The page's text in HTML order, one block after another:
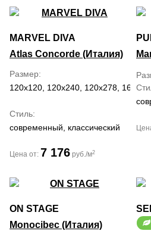
MARVEL DIVA
Atlas Concorde (Италия)
Размер
120x120, 120x240, 120x278,
Стиль
современный, классический
Цена от: 7 176 руб./м2
ON STAGE
Monocibec (Италия)